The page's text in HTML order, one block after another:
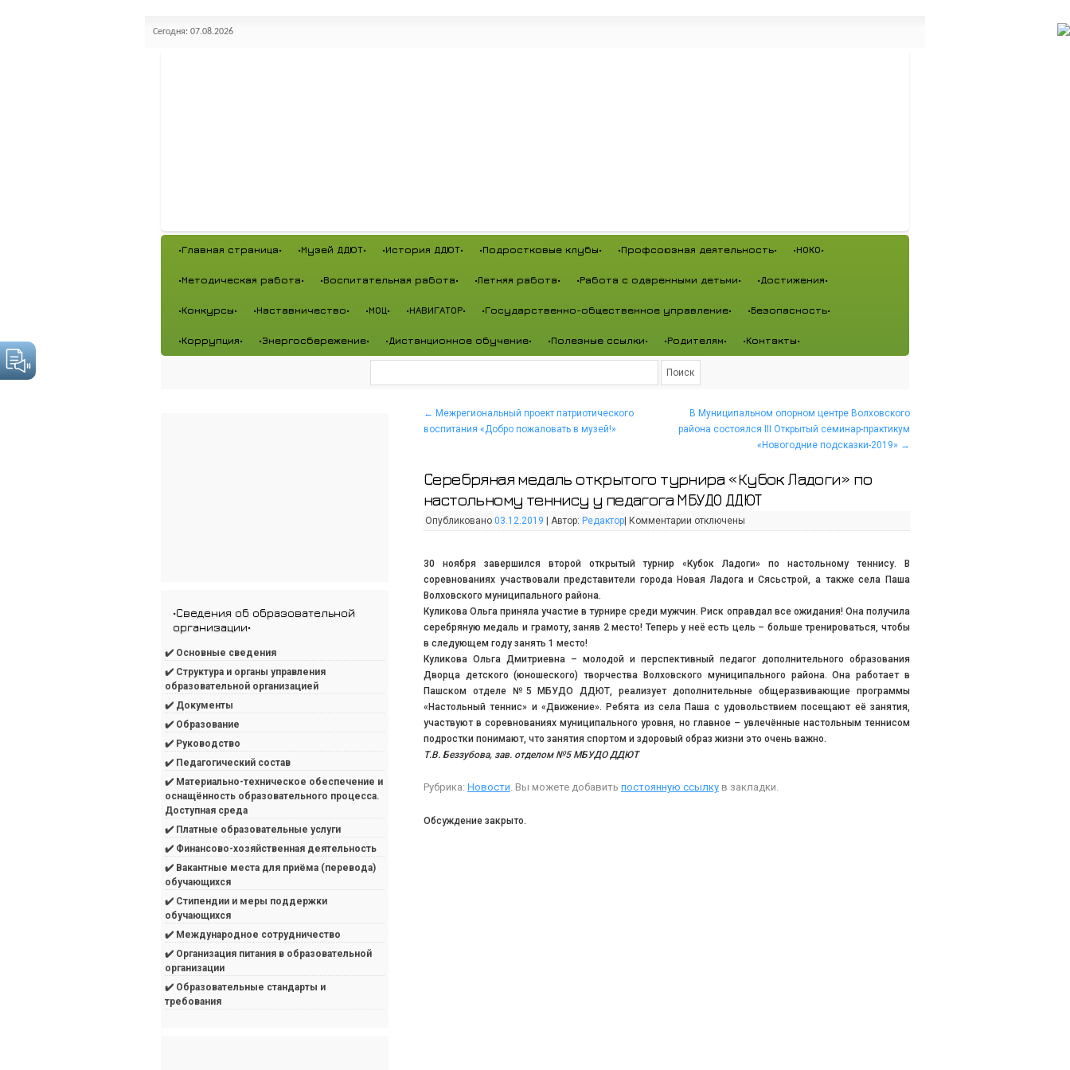
Сегодня: 07.08.2026
•Главная страница• •Музей ДДЮТ• •История ДДЮТ• •Подростковые клубы• •Профсоюзная деятельность• •НОКО•
•Методическая работа• •Воспитательная работа• •Летняя работа• •Работа с одаренными детьми• •Достижения•
•Конкурсы• •Наставничество• •МОЦ• •НАВИГАТОР• •Государственно-общественное управление• •Безопасность•
•Коррупция• •Энергосбережение• •Дистанционное обучение• •Полезные ссылки• •Родителям• •Контакты•
← Межрегиональный проект патриотического
воспитания «Добро пожаловать в музей!»
В Муниципальном опорном центре Волховского
района состоялся III Открытый семинар-практикум
«Новогодние подсказки-2019» →
Серебряная медаль открытого турнира «Кубок Ладоги» по
настольному теннису у педагога МБУДО ДДЮТ
Опубликовано 03.12.2019 Автор: Редактор| Комментарии отключены
30 ноября завершился второй открытый турнир «Кубок Ладоги» по настольному теннису. В
соревнованиях участвовали представители города Новая Ладога и Сясьстрой, а также села Паша
Волховского муниципального района.
Куликова Ольга приняла участие в турнире среди мужчин. Риск оправдал все ожидания! Она получила
серебряную медаль и грамоту, заняв 2 место! Теперь у неё есть цель – больше тренироваться, чтобы
в следующем году занять 1 место!
Куликова Ольга Дмитриевна – молодой и перспективный педагог дополнительного образования
Дворца детского (юношеского) творчества Волховского муниципального района. Она работает в
Пашском отделе №5 МБУДО ДДЮТ, реализует дополнительные общеразвивающие программы
«Настольный теннис» и «Движение». Ребята из села Паша с удовольствием посещают её занятия,
участвуют в соревнованиях муниципального уровня, но главное – увлечённые настольным теннисом
подростки понимают, что занятия спортом и здоровый образ жизни это очень важно.
Т.В. Беззубова, зав. отделом №5 МБУДО ДДЮТ
Рубрика: Новости. Вы можете добавить постоянную ссылкув закладки.
Обсуждение закрыто.
•Сведения об образовательной
организации•
✔️ Основные сведения
✔️ Структура и органы управления
образовательной организацией
✔️ Документы
✔️ Образование
✔️ Руководство
✔️ Педагогический состав
✔️ Материально-техническое обеспечение и
оснащённость образовательного процесса.
Доступная среда
✔️ Платные образовательные услуги
✔️ Финансово-хозяйственная деятельность
✔️ Вакантные места для приёма (перевода)
обучающихся
✔️ Стипендии и меры поддержки
обучающихся
✔️ Международное сотрудничество
✔️ Организация питания в образовательной
организации
✔️ Образовательные стандарты и
требования